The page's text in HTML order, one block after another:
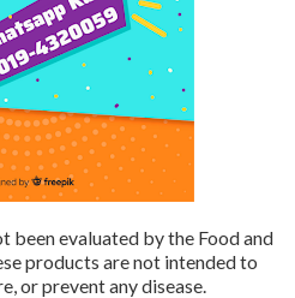
been evaluated by the Food and
products are not intended to
or prevent any disease.